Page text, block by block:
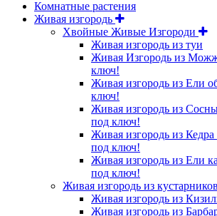
Комнатные растения
Живая изгородь
Хвойные Живые Изгороди
Живая изгородь из туи
Живая Изгородь из
ключ!
Живая изгородь из Ели
ключ!
Живая изгородь из
под ключ!
Живая изгородь из
под ключ!
Живая изгородь из Ели
под ключ!
Живая изгородь из кустарников
Живая изгородь из
Живая изгородь из